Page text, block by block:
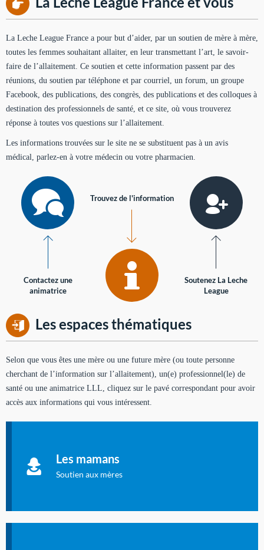
La Leche League France a pour but d’aider, par un soutien de mère à mère,
toutes les femmes souhaitant allaiter, en leur transmettant l’art, le savoir-
faire de l’allaitement. Ce soutien et cette information passent par des
réunions, du soutien par téléphone et par courriel, un forum, un groupe
Facebook, des publications, des congrès, des publications et des colloques à
destination des professionnels de santé, et ce site, où vous trouverez
réponse à toutes vos questions sur l’allaitement.
Les informations trouvées sur le site ne se substituent pas à un avis
médical, parlez-en à votre médecin ou votre pharmacien.
Contactez une
animatrice
Trouvez de l'information
Soutenez La Leche
League
Les espaces thématiques
Selon que vous êtes une mère ou une future mère (ou toute personne
cherchant de l’information sur l’allaitement), un(e) professionnel(le) de
santé ou une animatrice LLL, cliquez sur le pavé correspondant pour avoir
accès aux informations qui vous intéressent.
Les mamans
Soutien aux mères
à allaiter et vous informer : toutes les rubriques qui
concernent l'allaitement.